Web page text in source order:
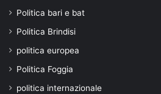
Politica bari e bat
Politica Brindisi
politica europea
Politica Foggia
politica internazionale